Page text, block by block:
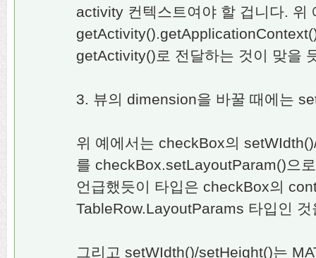
activity 컨텍스트여야 할 겁니다. 위
getActivity()로 전달하는 것이 맞을
3. 뷰의 dimension을 바꿀 때에는
위 예에서는 checkBox의
를 checkBox.setLayoutParam()으
언급했듯이 타입은 checkBox의
TableRow.LayoutParams 타입인
그리고 setWIdth()/setHeight()는